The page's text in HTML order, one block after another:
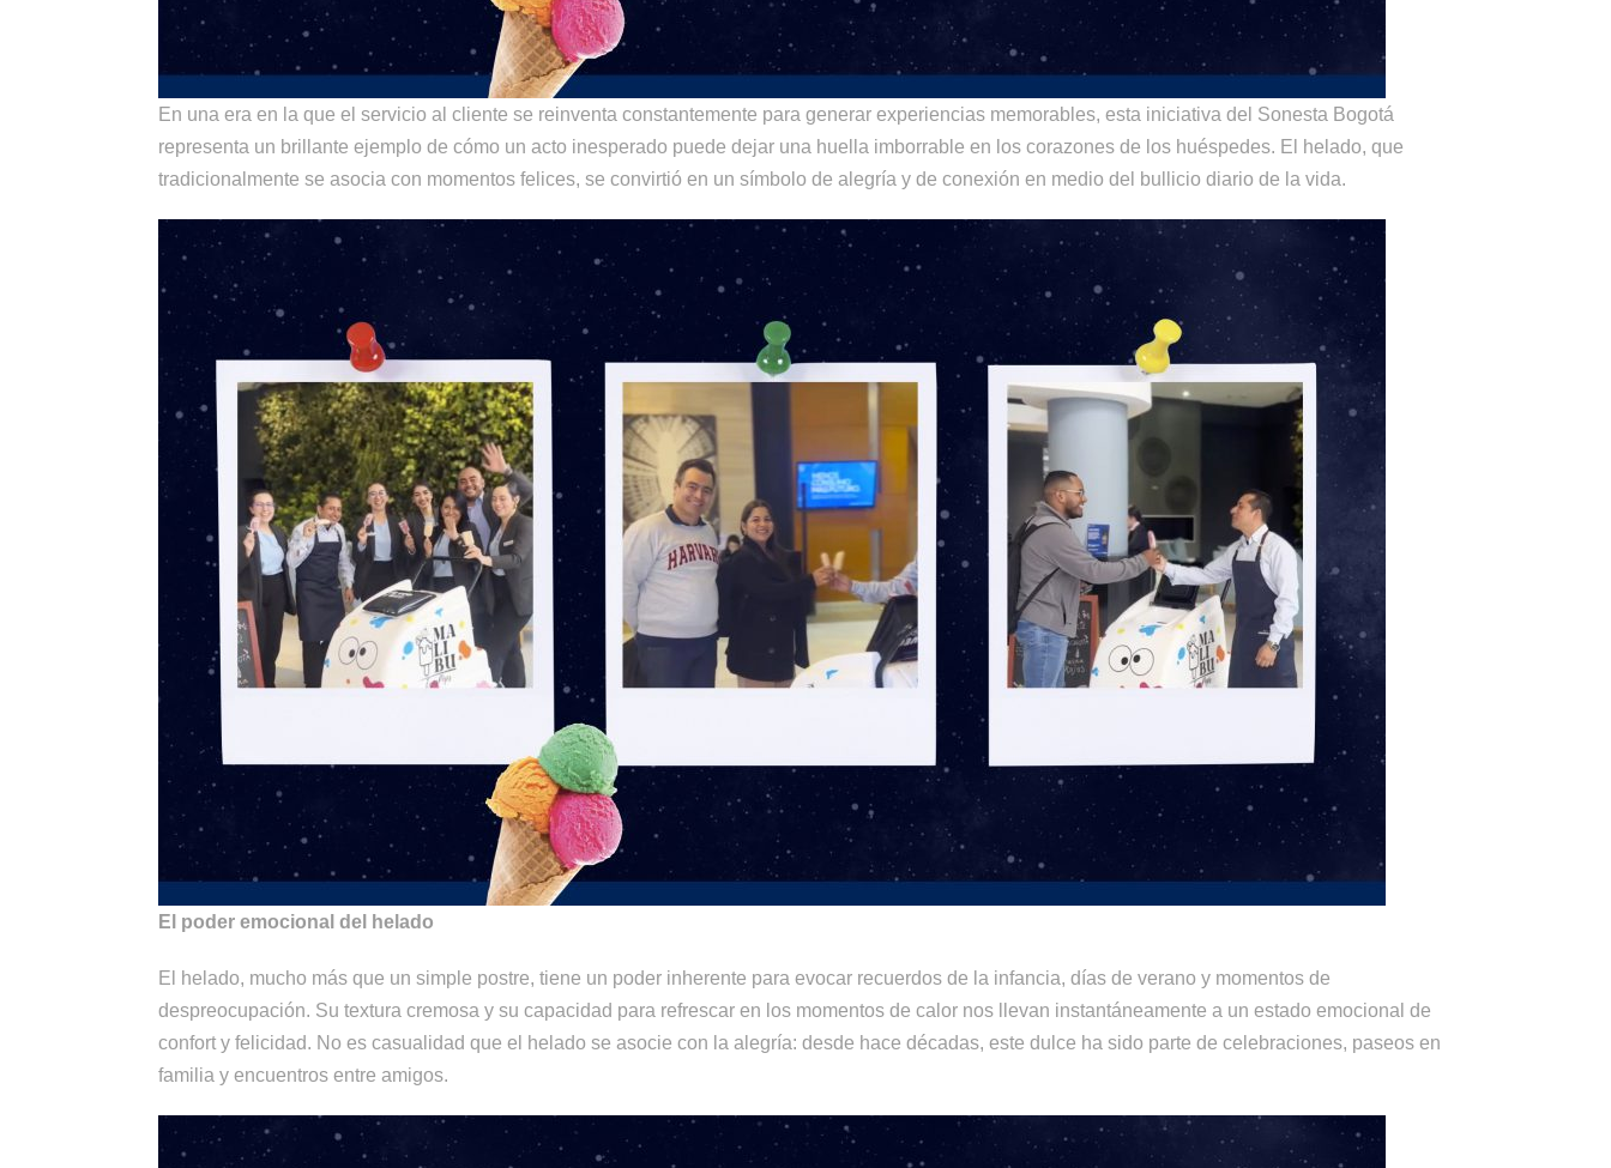
En una era en la que el servicio al cliente se reinventa constantemente para generar experiencias memorables, esta iniciativa del Sonesta Bogotá
representa un brillante ejemplo de cómo un acto inesperado puede dejar una huella imborrable en los corazones de los huéspedes. El helado, que
tradicionalmente se asocia con momentos felices, se convirtió en un símbolo de alegría y de conexión en medio del bullicio diario de la vida.
El poder emocional del helado
El helado, mucho más que un simple postre, tiene un poder inherente para evocar recuerdos de la infancia, días de verano y momentos de
despreocupación. Su textura cremosa y su capacidad para refrescar en los momentos de calor nos llevan instantáneamente a un estado emocional de
confort y felicidad. No es casualidad que el helado se asocie con la alegría: desde hace décadas, este dulce ha sido parte de celebraciones, paseos en
familia y encuentros entre amigos.